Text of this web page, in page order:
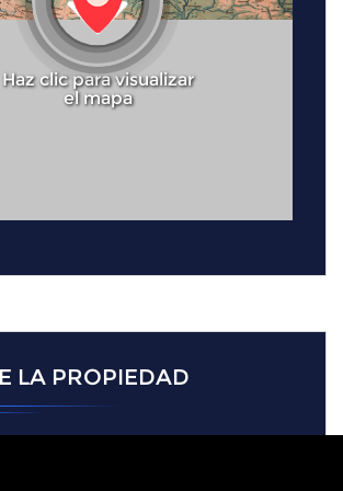
Haz clic para visualizar
el mapa
LA PROPIEDAD